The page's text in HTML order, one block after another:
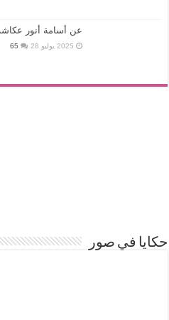
عن أسامة أنور
2025 يوليو 28 65
حكايا في صور